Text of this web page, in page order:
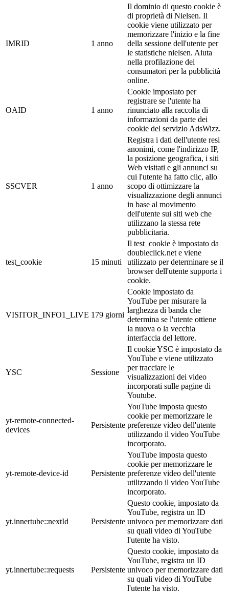
IMRID 1 anno
Il dominio di questo cookie è
di proprietà di Nielsen. Il
cookie viene utilizzato per
memorizzare l'inizio e la fine
della sessione dell'utente per
le statistiche nielsen. Aiuta
nella profilazione dei
consumatori per la pubblicità
online.
OAID 1 anno
Cookie impostato per
registrare se l'utente ha
rinunciato alla raccolta di
informazioni da parte dei
cookie del servizio AdsWizz.
SSCVER 1 anno
Registra i dati dell'utente resi
anonimi, come l'indirizzo IP,
la posizione geografica, i siti
Web visitati e gli annunci su
cui l'utente ha fatto clic, allo
scopo di ottimizzare la
visualizzazione degli annunci
in base al movimento
dell'utente sui siti web che
utilizzano la stessa rete
pubblicitaria.
test_cookie 15 minuti
Il test_cookie è impostato da
doubleclick.net e viene
utilizzato per determinare se il
browser dell'utente supporta i
cookie.
VISITOR_INFO1_LIVE 179 giorni
Cookie impostato da
YouTube per misurare la
larghezza di banda che
determina se l'utente ottiene
la nuova o la vecchia
interfaccia del lettore.
YSC Sessione
Il cookie YSC è impostato da
YouTube e viene utilizzato
per tracciare le
visualizzazioni dei video
incorporati sulle pagine di
Youtube.
yt-remote-connected-
devices
Persistente
YouTube imposta questo
cookie per memorizzare le
preferenze video dell'utente
utilizzando il video YouTube
incorporato.
yt-remote-device-id Persistente
YouTube imposta questo
cookie per memorizzare le
preferenze video dell'utente
utilizzando il video YouTube
incorporato.
yt.innertube::nextId Persistente
Questo cookie, impostato da
YouTube, registra un ID
univoco per memorizzare dati
su quali video di YouTube
l'utente ha visto.
yt.innertube::requests Persistente
Questo cookie, impostato da
YouTube, registra un ID
univoco per memorizzare dati
su quali video di YouTube
l'utente ha visto.